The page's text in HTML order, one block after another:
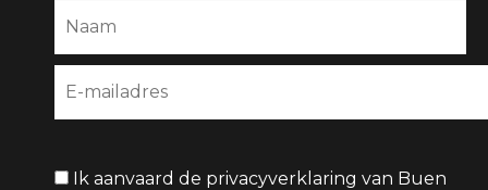
Ik aanvaard de privacyverklaring van Buen